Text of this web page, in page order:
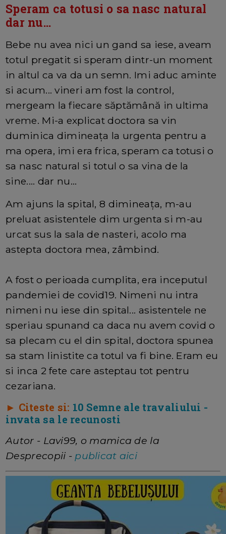
Speram ca totusi o sa nasc natural
dar nu...
Bebe nu avea nici un gand sa iese, aveam
totul pregatit si speram dintr-un moment
in altul ca va da un semn. Imi aduc aminte
si acum... vineri am fost la control,
mergeam la fiecare săptămână in ultima
vreme. Mi-a explicat doctora sa vin
duminica dimineața la urgenta pentru a
ma opera, imi era frica, speram ca totusi o
sa nasc natural si totul o sa vina de la
sine.... dar nu...
Am ajuns la spital, 8 dimineața, m-au
preluat asistentele dim urgenta si m-au
urcat sus la sala de nasteri, acolo ma
astepta doctora mea, zâmbind.
A fost o perioada cumplita, era inceputul
pandemiei de covid19. Nimeni nu intra
nimeni nu iese din spital... asistentele ne
speriau spunand ca daca nu avem covid o
sa plecam cu el din spital, doctora spunea
sa stam linistite ca totul va fi bine. Eram eu
si inca 2 fete care asteptau tot pentru
cezariana.
► Citeste si: 10 Semne ale travaliului -
invata sa le recunosti
Autor - Lavi99, o mamica de la
Desprecopii - publicat aici